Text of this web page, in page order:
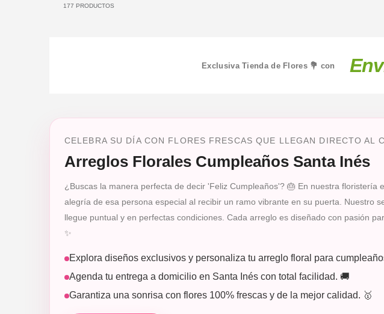
177 PRODUCTOS
Exclusiva Tienda de Flores 💐 con
CELEBRA SU DÍA CON FLORES FRESCAS QUE LLEGAN DIRECTO AL
Arreglos Florales Cumpleaños Santa Inés
¿Buscas la manera perfecta de decir 'Feliz Cumpleaños'? 🎂 En nuestra
alegría de esa persona especial al recibir un ramo vibrante en su puerta. Nuestro
llegue puntual y en perfectas condiciones. Cada arreglo es diseñado con pasión
✨
Explora diseños exclusivos y personaliza tu arreglo floral para
Agenda tu entrega a domicilio en Santa Inés con total facilidad. 🚚
Garantiza una sonrisa con flores 100% frescas y de la mejor calidad. 🥇